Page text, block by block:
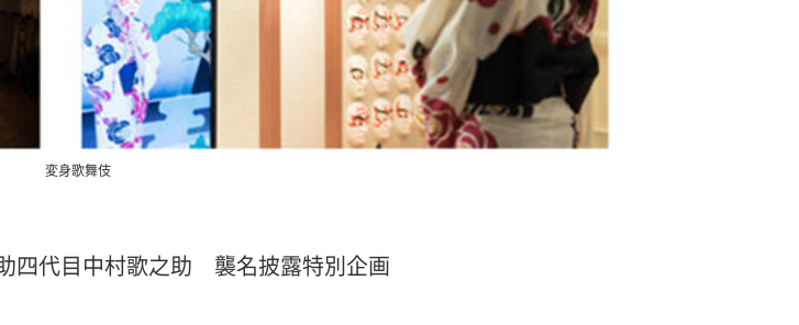
変身歌舞伎
四代目中村歌之助 襲名披露特別企画